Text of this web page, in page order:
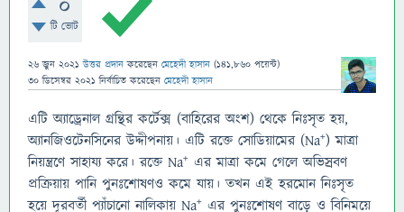
0
টি ভোট
26 জুন 2021 উত্তর প্রদান করেছেন মেহেদী হাসান (141,860 পয়েন্ট)
30 ডিসেম্বর 2021 নির্বাচিত করেছেন মেহেদী হাসান
এটি অ্যাড্রেনাল গ্রন্থির কর্টেক্স (বাহিরের অংশ) থেকে নিঃসৃত হয়,
অ্যানজিওটেনসিনের উদ্দীপনায়। এটি রক্তে সোডিয়ামের (Na⁺) মাত্রা
নিয়ন্ত্রণে সাহায্য করে। রক্তে Na⁺ এর মাত্রা কমে গেলে অভিস্রবণ
প্রক্রিয়ায় পানি পুনঃশোষণও কমে যায়। তখন এই হরমোন নিঃসৃত
হয়ে দূরবর্তী প্যাঁচানো নালিকায় Na⁺ এর পুনঃশোষণ বাড়ে ও বিনিময়ে